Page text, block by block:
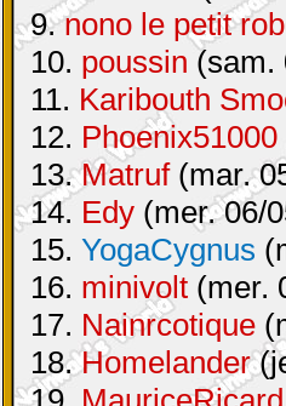
9.nono le petit
10. poussin (sam.
11. Karibouth
12. Phoenix51000
13.Matruf(mar.
14. Edy (mer. 06/
15. YogaCygnus
16. minivolt (mer.
17. Nainrcotique
18.Homelander